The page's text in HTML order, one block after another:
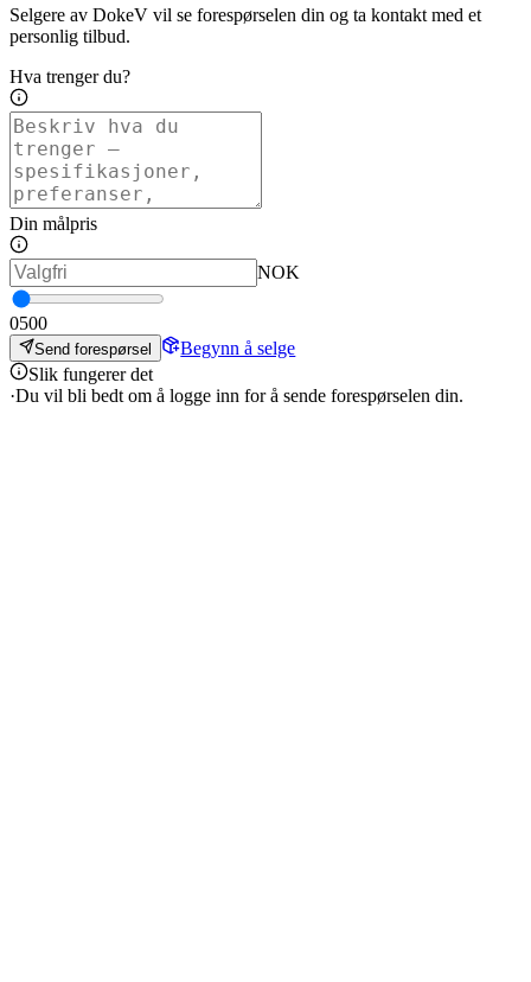
Selgere av DokeV vil se forespørselen din og ta kontakt med et
personlig tilbud.
Hva trenger du?
Din målpris
NOK
0500
Send forespørsel
Begynn å selge
Slik fungerer det
·Du vil bli bedt om å logge inn for å sende forespørselen din.